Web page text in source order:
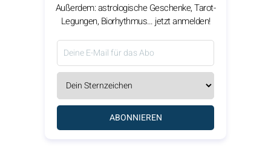
Außerdem: astrologische Geschenke, Tarot-
Legungen, Biorhythmus… jetzt anmelden!
ABONNIEREN